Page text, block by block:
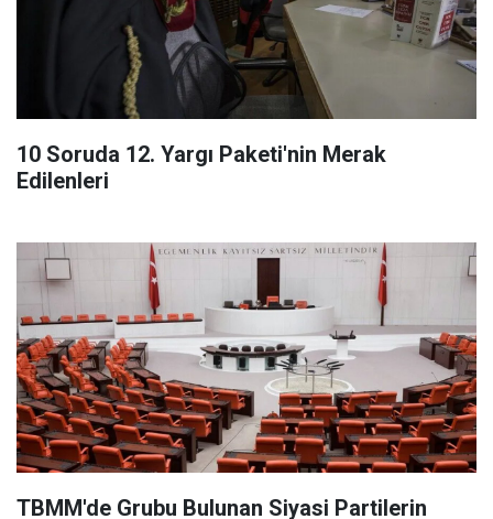
10 Soruda 12. Yargı Paketi'nin Merak
Edilenleri
TBMM'de Grubu Bulunan Siyasi Partilerin